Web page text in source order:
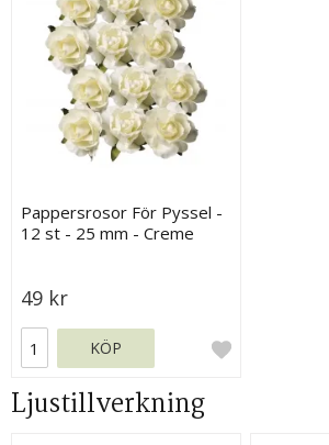
Pappersrosor För Pyssel -
12 st - 25 mm - Creme
49 kr
KÖP
Ljustillverkning